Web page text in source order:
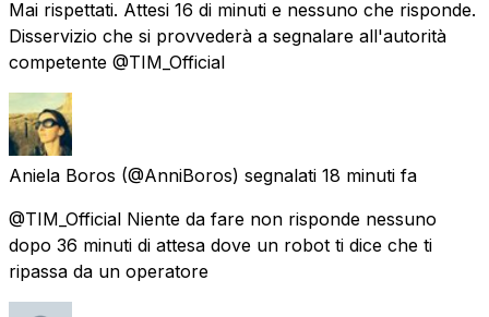
Mai rispettati. Attesi 16 di minuti e nessuno che risponde.
Disservizio che si provvederà a segnalare all'autorità
competente @TIM_Official
Aniela Boros (@AnniBoros) segnalati 18 minuti fa
@TIM_Official Niente da fare non risponde nessuno
dopo 36 minuti di attesa dove un robot ti dice che ti
ripassa da un operatore